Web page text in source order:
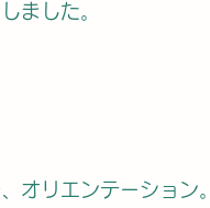
ました。
オリエンテーション。